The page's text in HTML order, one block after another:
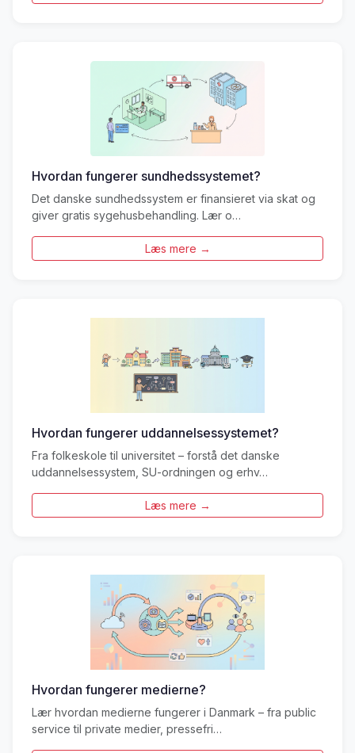
Hvordan fungerer sundhedssystemet?
Det danske sundhedssystem er finansieret via skat og
giver gratis sygehusbehandling. Lær o…
Læs mere →
Hvordan fungerer uddannelsessystemet?
Fra folkeskole til universitet – forstå det danske
uddannelsessystem, SU-ordningen og erhv…
Læs mere →
Hvordan fungerer medierne?
Lær hvordan medierne fungerer i Danmark – fra public
service til private medier, pressefri…